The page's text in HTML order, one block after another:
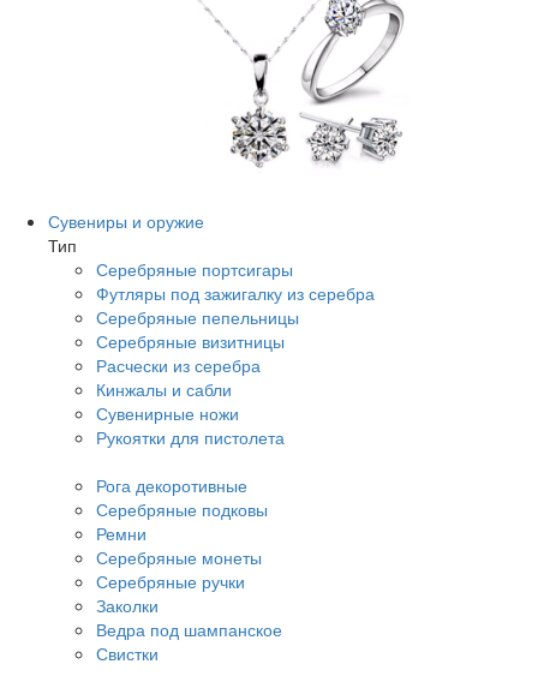
Сувениры и оружие
Тип
Серебряные портсигары
Футляры под зажигалку из серебра
Серебряные пепельницы
Серебряные визитницы
Расчески из серебра
Кинжалы и сабли
Сувенирные ножи
Рукоятки для пистолета
Рога декоротивные
Серебряные подковы
Ремни
Серебряные монеты
Серебряные ручки
Заколки
Ведра под шампанское
Свистки